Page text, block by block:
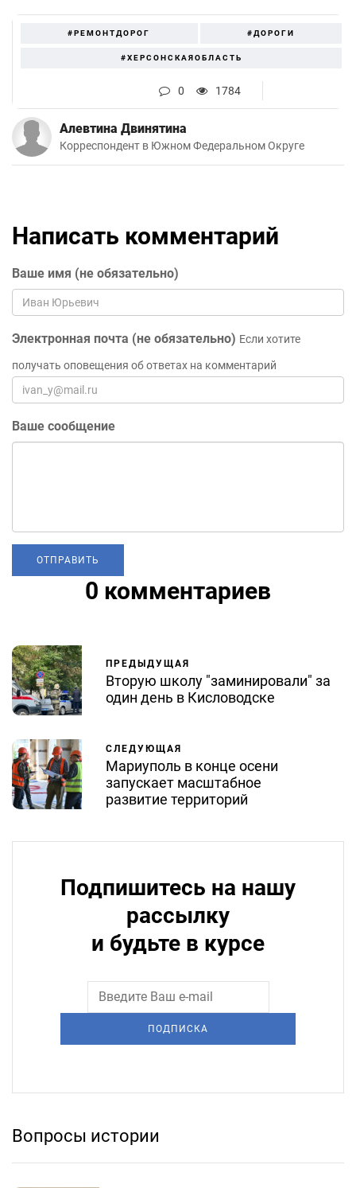
#РЕМОНТДОРОГ #ДОРОГИ
#ХЕРСОНСКАЯОБЛАСТЬ
0 1784
Алевтина Двинятина
Корреспондент в Южном Федеральном Округе
Написать комментарий
Ваше имя (не обязательно)
Электронная почта (не обязательно) Если хотите
получать оповещения об ответах на комментарий
Ваше сообщение
0 комментариев
ПРЕДЫДУЩАЯ
Вторую школу "заминировали" за
один день в Кисловодске
СЛЕДУЮЩАЯ
Мариуполь в конце осени
запускает масштабное
развитие территорий
Подпишитесь на нашу
рассылку
и будьте в курсе
ПОДПИСКА
Вопросы истории